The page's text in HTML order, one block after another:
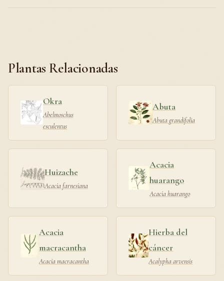
Plantas Relacionadas
Okra
Abelmoschus
esculentus
Abuta
Abuta grandifolia
Huizache
Acacia farnesiana
Acacia
huarango
Acacia huarango
Acacia
macracantha
Acacia macracantha
Hierba del
cáncer
Acalypha arvensis